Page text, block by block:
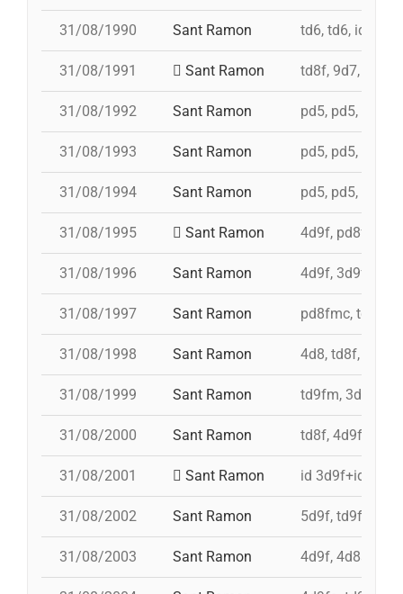
31/08/1990 Sant Ramon td6, td6, id
31/08/1991 Sant Ramon td8f, 9d7, 5d7,
31/08/1992 Sant Ramon pd5, pd5, pd5,
31/08/1993 Sant Ramon pd5, pd5, pd5,
31/08/1994 Sant Ramon pd5, pd5, pd5,
31/08/1995 Sant Ramon 4d9f, pd8fmc,
31/08/1996 Sant Ramon 4d9f, 3d9f,
31/08/1997 Sant Ramon pd8fmc, td8f,
31/08/1998 Sant Ramon 4d8, td8f,
31/08/1999 Sant Ramon td9fm, 3d9f,
31/08/2000 Sant Ramon td8f, 4d9f, 3d8,
31/08/2001 Sant Ramon id 3d9f+id
31/08/2002 Sant Ramon 5d9f, td9fm,
31/08/2003 Sant Ramon 4d9f, 4d8a,